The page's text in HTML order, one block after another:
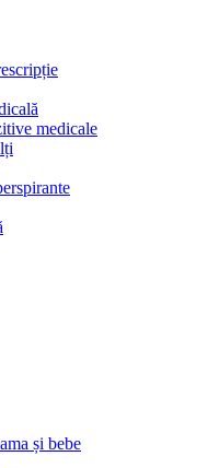
medicale
și bebe